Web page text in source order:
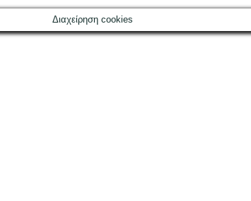
Διαχείρηση cookies